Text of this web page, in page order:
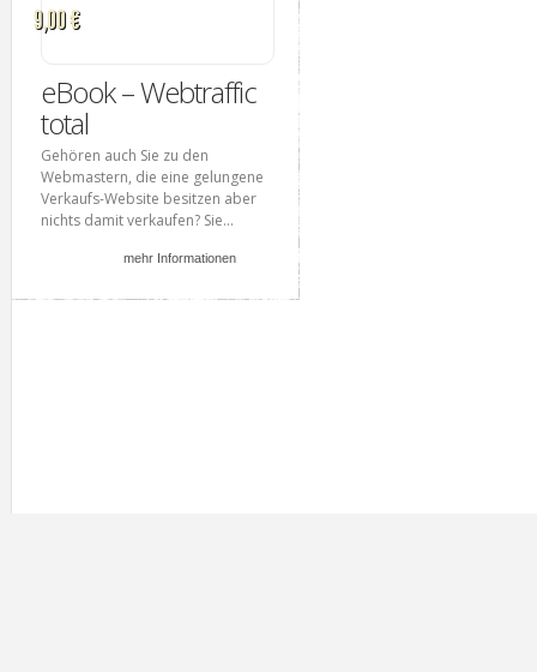
9,00 €
eBook – Webtraffic
total
Gehören auch Sie zu den
Webmastern, die eine gelungene
Verkaufs-Website besitzen aber
nichts damit verkaufen? Sie...
mehr Informationen